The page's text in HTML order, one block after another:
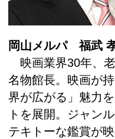
岡山メルパ 福武
映画業界30年、
名物館長。映画が
界が広がる」魅力
トを展開。ジャン
テキトーな鑑賞が